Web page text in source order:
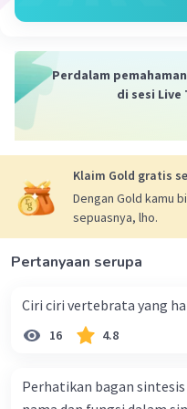
5. Modifikasi Post-
fosforilasi,
dapat memengaruhi
Dela A
Jawaban
Sel memproduksi
beberapa fase
1. Transkripsi
Proses dimana
polimerase.
Perdalam
di sesi Live
Klaim Gold gratis
Dengan Gold kamu
sepuasnya, lho.
Pertanyaan serupa
Ciri ciri vertebrata yang
16 4.8
Perhatikan bagan sintesis